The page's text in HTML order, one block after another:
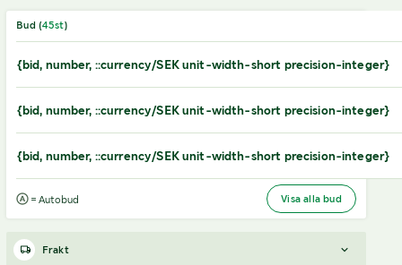
Bud (45st)
{bid, number, ::currency/SEK unit-width-short precision-integer}
{bid, number, ::currency/SEK unit-width-short precision-integer}
{bid, number, ::currency/SEK unit-width-short precision-integer}
= Autobud Visa alla bud
Frakt